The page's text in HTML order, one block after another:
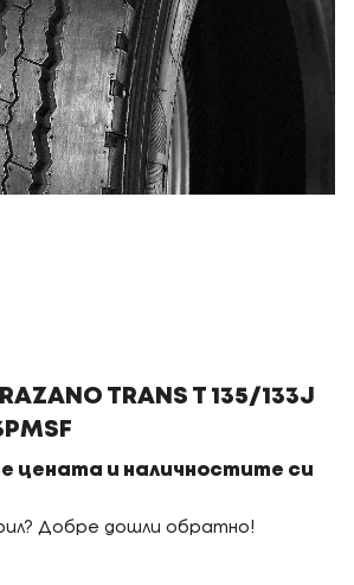
TRANS T 135/133J
цената и наличностите си
Добре дошли обратно!